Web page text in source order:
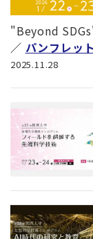
"Beyond
／ パンフレット
2025.11.28